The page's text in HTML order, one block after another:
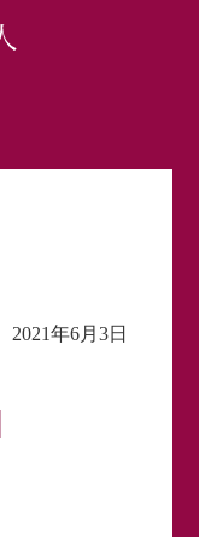
2021年6月3日